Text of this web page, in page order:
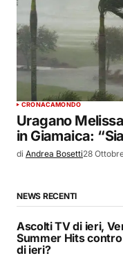
CRONACAMONDO
Uragano
in Giamaica:
di Andrea Bosetti28
NEWS RECENTI
Ascolti TV di ieri,
Summer Hits contro
di ieri?